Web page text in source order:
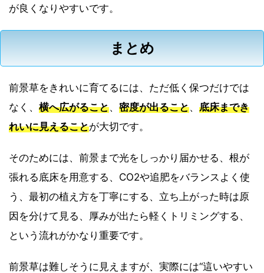
が良くなりやすいです。
まとめ
前景草をきれいに育てるには、ただ低く保つだけでは
なく、 横へ広がること、 密度が出ること、 底床までき
れいに見えることが大切です。
そのためには、前景まで光をしっかり届かせる、根が
張れる底床を用意する、CO2や追肥をバランスよく使
う、最初の植え方を丁寧にする、立ち上がった時は原
因を分けて見る、厚みが出たら軽くトリミングする、
という流れがかなり重要です。
前景草は難しそうに見えますが、実際には“這いやすい